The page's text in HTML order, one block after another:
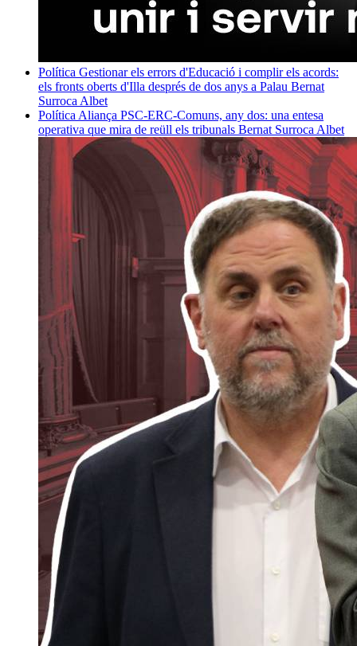
Política Gestionar els errors d'Educació i complir els acords:
els fronts oberts d'Illa després de dos anys a Palau Bernat
Surroca Albet
Política Aliança PSC-ERC-Comuns, any dos: una entesa
operativa que mira de reüll els tribunals Bernat Surroca Albet